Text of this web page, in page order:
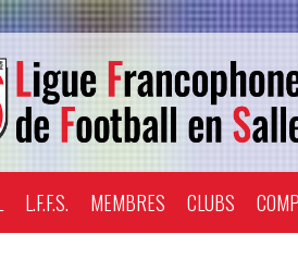
L.F.F.S. MEMBRES CLUBS